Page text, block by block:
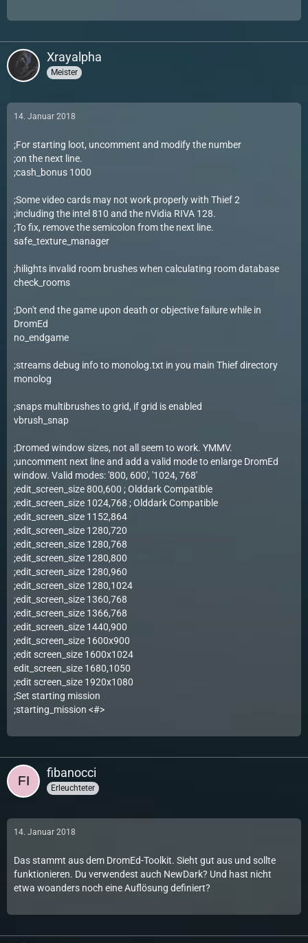
Xrayalpha
Meister
14. Januar 2018
;For starting loot, uncomment and modify the number
;on the next line.
;cash_bonus 1000
;Some video cards may not work properly with Thief 2
;including the intel 810 and the nVidia RIVA 128.
;To fix, remove the semicolon from the next line.
safe_texture_manager
;hilights invalid room brushes when calculating room database
check_rooms
;Don't end the game upon death or objective failure while in
DromEd
no_endgame
;streams debug info to monolog.txt in you main Thief directory
monolog
;snaps multibrushes to grid, if grid is enabled
vbrush_snap
;Dromed window sizes, not all seem to work. YMMV.
;uncomment next line and add a valid mode to enlarge DromEd
window. Valid modes: '800, 600', '1024, 768'
;edit_screen_size 800,600 ; Olddark Compatible
;edit_screen_size 1024,768 ; Olddark Compatible
;edit_screen_size 1152,864
;edit_screen_size 1280,720
;edit_screen_size 1280,768
;edit_screen_size 1280,800
;edit_screen_size 1280,960
;edit_screen_size 1280,1024
;edit_screen_size 1360,768
;edit_screen_size 1366,768
;edit_screen_size 1440,900
;edit_screen_size 1600x900
;edit screen_size 1600x1024
edit_screen_size 1680,1050
;edit screen_size 1920x1080
;Set starting mission
;starting_mission <#>
fibanocci
Erleuchteter
14. Januar 2018
Das stammt aus dem DromEd-Toolkit. Sieht gut aus und sollte
funktionieren. Du verwendest auch NewDark? Und hast nicht
etwa woanders noch eine Auflösung definiert?